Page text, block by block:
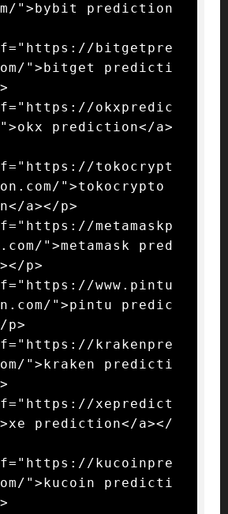
">bybit prediction
bitgetpre
">bitget predicti
okxpredic
prediction</a>
tokocrypt
">tokocrypto
a></p>
metamaskp
">metamask pred
p>
www.pintu
">pintu predic
p>
krakenpre
">kraken predicti
xepredict
prediction</a></
kucoinpre
">kucoin predicti